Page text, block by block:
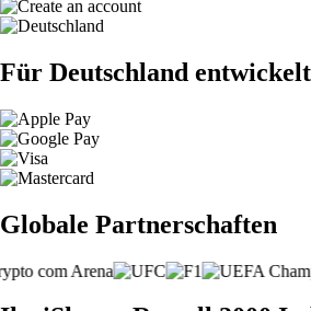
Für Deutschland entwickelt
Globale Partnerschaften